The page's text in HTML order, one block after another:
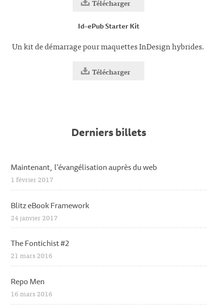
Télécharger
Id–ePub Starter Kit
Un kit de démarrage pour maquettes InDesign hybrides.
Télécharger
Derniers billets
Maintenant, l’évangélisation auprès du web
1 février 2017
Blitz eBook Framework
24 janvier 2017
The Fontichist #2
21 mars 2016
Repo Men
16 mars 2016